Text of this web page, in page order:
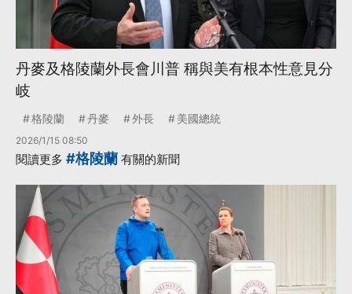
丹麥及格陵蘭外長會川普 稱與美有根本性意見分
岐
格陵蘭 丹麥 外長 美國總統
2026/1/15 08:50
閱讀更多 #格陵蘭 有關的新聞